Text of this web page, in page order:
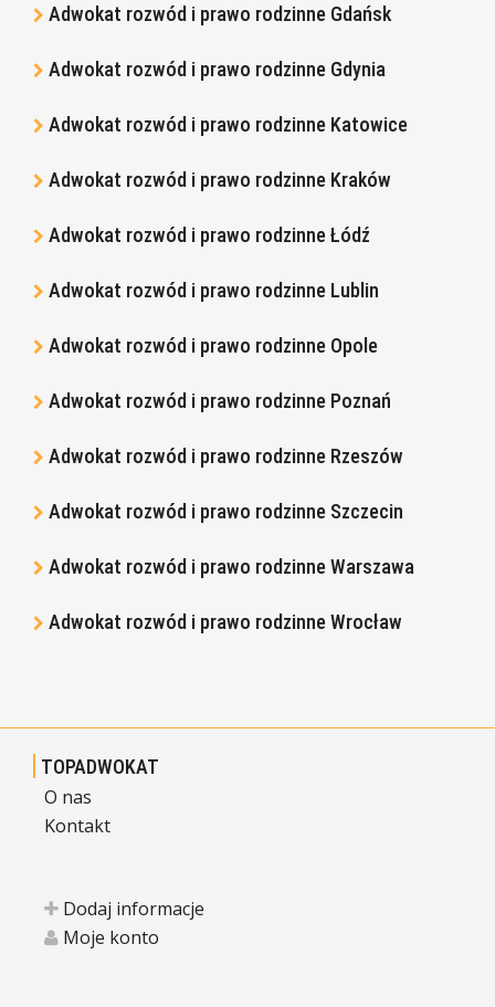
Adwokat rozwód i prawo rodzinne Gdańsk
Adwokat rozwód i prawo rodzinne Gdynia
Adwokat rozwód i prawo rodzinne Katowice
Adwokat rozwód i prawo rodzinne Kraków
Adwokat rozwód i prawo rodzinne Łódź
Adwokat rozwód i prawo rodzinne Lublin
Adwokat rozwód i prawo rodzinne Opole
Adwokat rozwód i prawo rodzinne Poznań
Adwokat rozwód i prawo rodzinne Rzeszów
Adwokat rozwód i prawo rodzinne Szczecin
Adwokat rozwód i prawo rodzinne Warszawa
Adwokat rozwód i prawo rodzinne Wrocław
TOPADWOKAT
O nas
Kontakt
Dodaj informacje
Moje konto